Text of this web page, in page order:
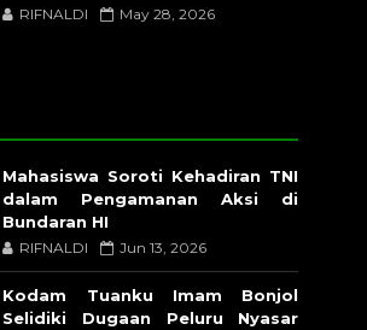
RIFNALDI May 28, 2026
Mahasiswa Soroti Kehadiran TNI
dalam Pengamanan Aksi di
Bundaran HI
RIFNALDI Jun 13, 2026
Kodam Tuanku Imam Bonjol
Selidiki Dugaan Peluru Nyasar